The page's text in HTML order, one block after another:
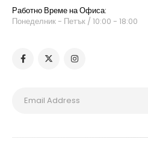
Работно Време на Офиса:
Понеделник - Петък / 10:00 - 18:00